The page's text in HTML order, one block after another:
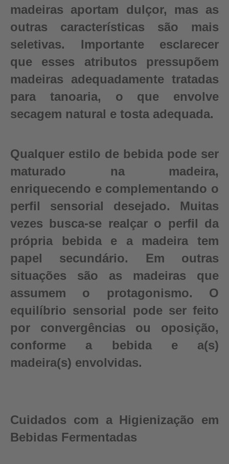
madeiras aportam dulçor, mas as
outras características são mais
seletivas. Importante esclarecer
que esses atributos pressupõem
madeiras adequadamente tratadas
para tanoaria, o que envolve
secagem natural e tosta adequada.
Qualquer estilo de bebida pode ser
maturado na madeira,
enriquecendo e complementando o
perfil sensorial desejado. Muitas
vezes busca-se realçar o perfil da
própria bebida e a madeira tem
papel secundário. Em outras
situações são as madeiras que
assumem o protagonismo. O
equilíbrio sensorial pode ser feito
por convergências ou oposição,
conforme a bebida e a(s)
madeira(s) envolvidas.
Cuidados com a Higienização em
Bebidas Fermentadas